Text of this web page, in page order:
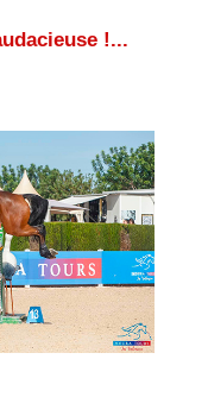
!...